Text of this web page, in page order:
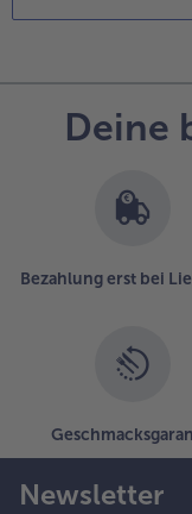
Deine
Bezahlung erst bei
Newsletter